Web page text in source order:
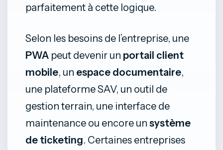
parfaitement à cette logique.
Selon les besoins de l’entreprise, une
PWA peut devenir un portail client
mobile, un espace documentaire,
une plateforme SAV, un outil de
gestion terrain, une interface de
maintenance ou encore un système
de ticketing. Certaines entreprises